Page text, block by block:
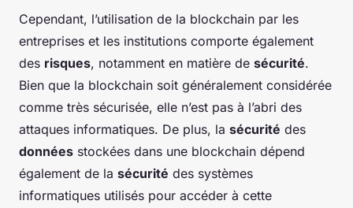
Cependant, l’utilisation de la blockchain par les
entreprises et les institutions comporte également
des risques, notamment en matière de sécurité.
Bien que la blockchain soit généralement considérée
comme très sécurisée, elle n’est pas à l’abri des
attaques informatiques. De plus, la sécurité des
données stockées dans une blockchain dépend
également de la sécurité des systèmes
informatiques utilisés pour accéder à cette